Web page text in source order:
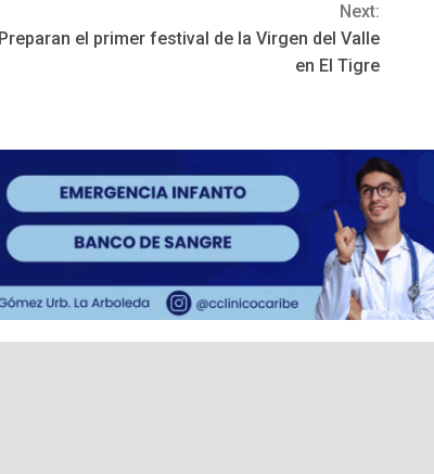
Next:
Preparan el primer festival de la Virgen del Valle
en El Tigre